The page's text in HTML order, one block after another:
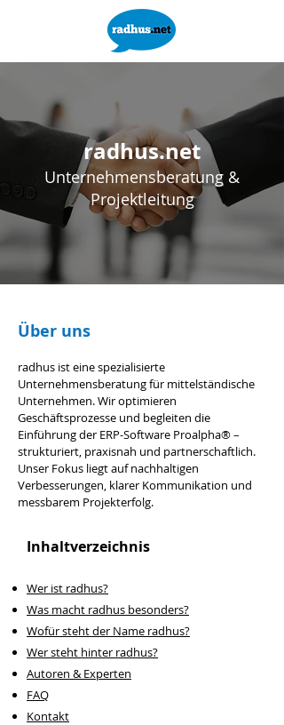
radhus.net
Unternehmensberatung &
Projektleitung
Über uns
radhus ist eine spezialisierte
Unternehmensberatung für mittelständische
Unternehmen. Wir optimieren
Geschäftsprozesse und begleiten die
Einführung der ERP-Software Proalpha® –
strukturiert, praxisnah und partnerschaftlich.
Unser Fokus liegt auf nachhaltigen
Verbesserungen, klarer Kommunikation und
messbarem Projekterfolg.​
Inhaltverzeichnis
Wer ist radhus?
Was macht radhus besonders?
Wofür steht der Name radhus?
Wer steht hinter radhus?
Autoren & Experten
FAQ
Kontakt